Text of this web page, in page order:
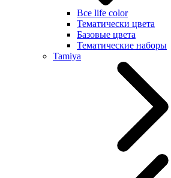
Все life color
Тематически цвета
Базовые цвета
Тематические наборы
Tamiya